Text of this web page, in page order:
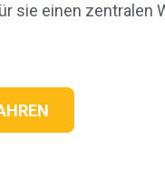
sie einen zentralen